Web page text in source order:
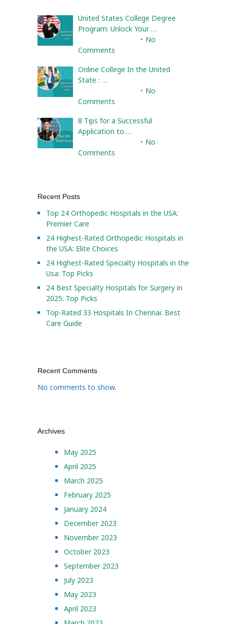
United States College Degree
Program: Unlock Your …
No
Comments
Online College In the United
State : …
No
Comments
8 Tips for a Successful
Application to …
No
Comments
Recent Posts
Top 24 Orthopedic Hospitals in the USA:
Premier Care
24 Highest-Rated Orthopedic Hospitals in
the USA: Elite Choices
24 Highest-Rated Specialty Hospitals in the
Usa: Top Picks
24 Best Specialty Hospitals for Surgery in
2025: Top Picks
Top-Rated 33 Hospitals In Chennai: Best
Care Guide
Recent Comments
No comments to show.
Archives
May 2025
April 2025
March 2025
February 2025
January 2024
December 2023
November 2023
October 2023
September 2023
July 2023
May 2023
April 2023